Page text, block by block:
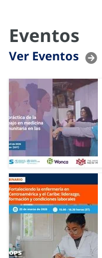
Eventos
Ver Eventos